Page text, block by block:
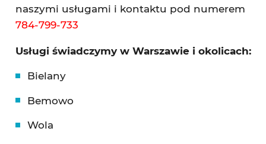
naszymi usługami i kontaktu pod numerem
784-799-733
Usługi świadczymy w Warszawie i okolicach:
Bielany
Bemowo
Wola